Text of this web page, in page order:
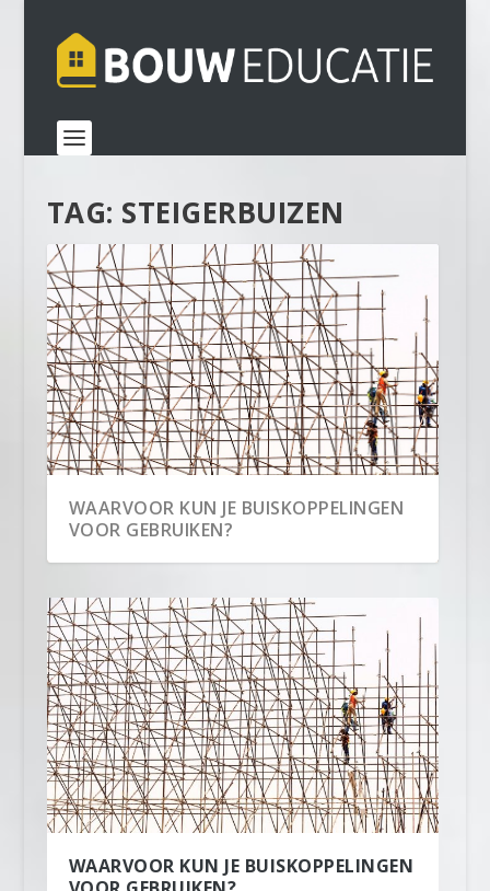
TAG: STEIGERBUIZEN
WAARVOOR KUN JE BUISKOPPELINGEN
VOOR GEBRUIKEN?
WAARVOOR KUN JE BUISKOPPELINGEN